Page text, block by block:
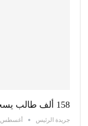
158 ألف طالب يسجلون في تنسيق الشهادات الفنية
جريدة الرئيس أغسطس 26, 2019